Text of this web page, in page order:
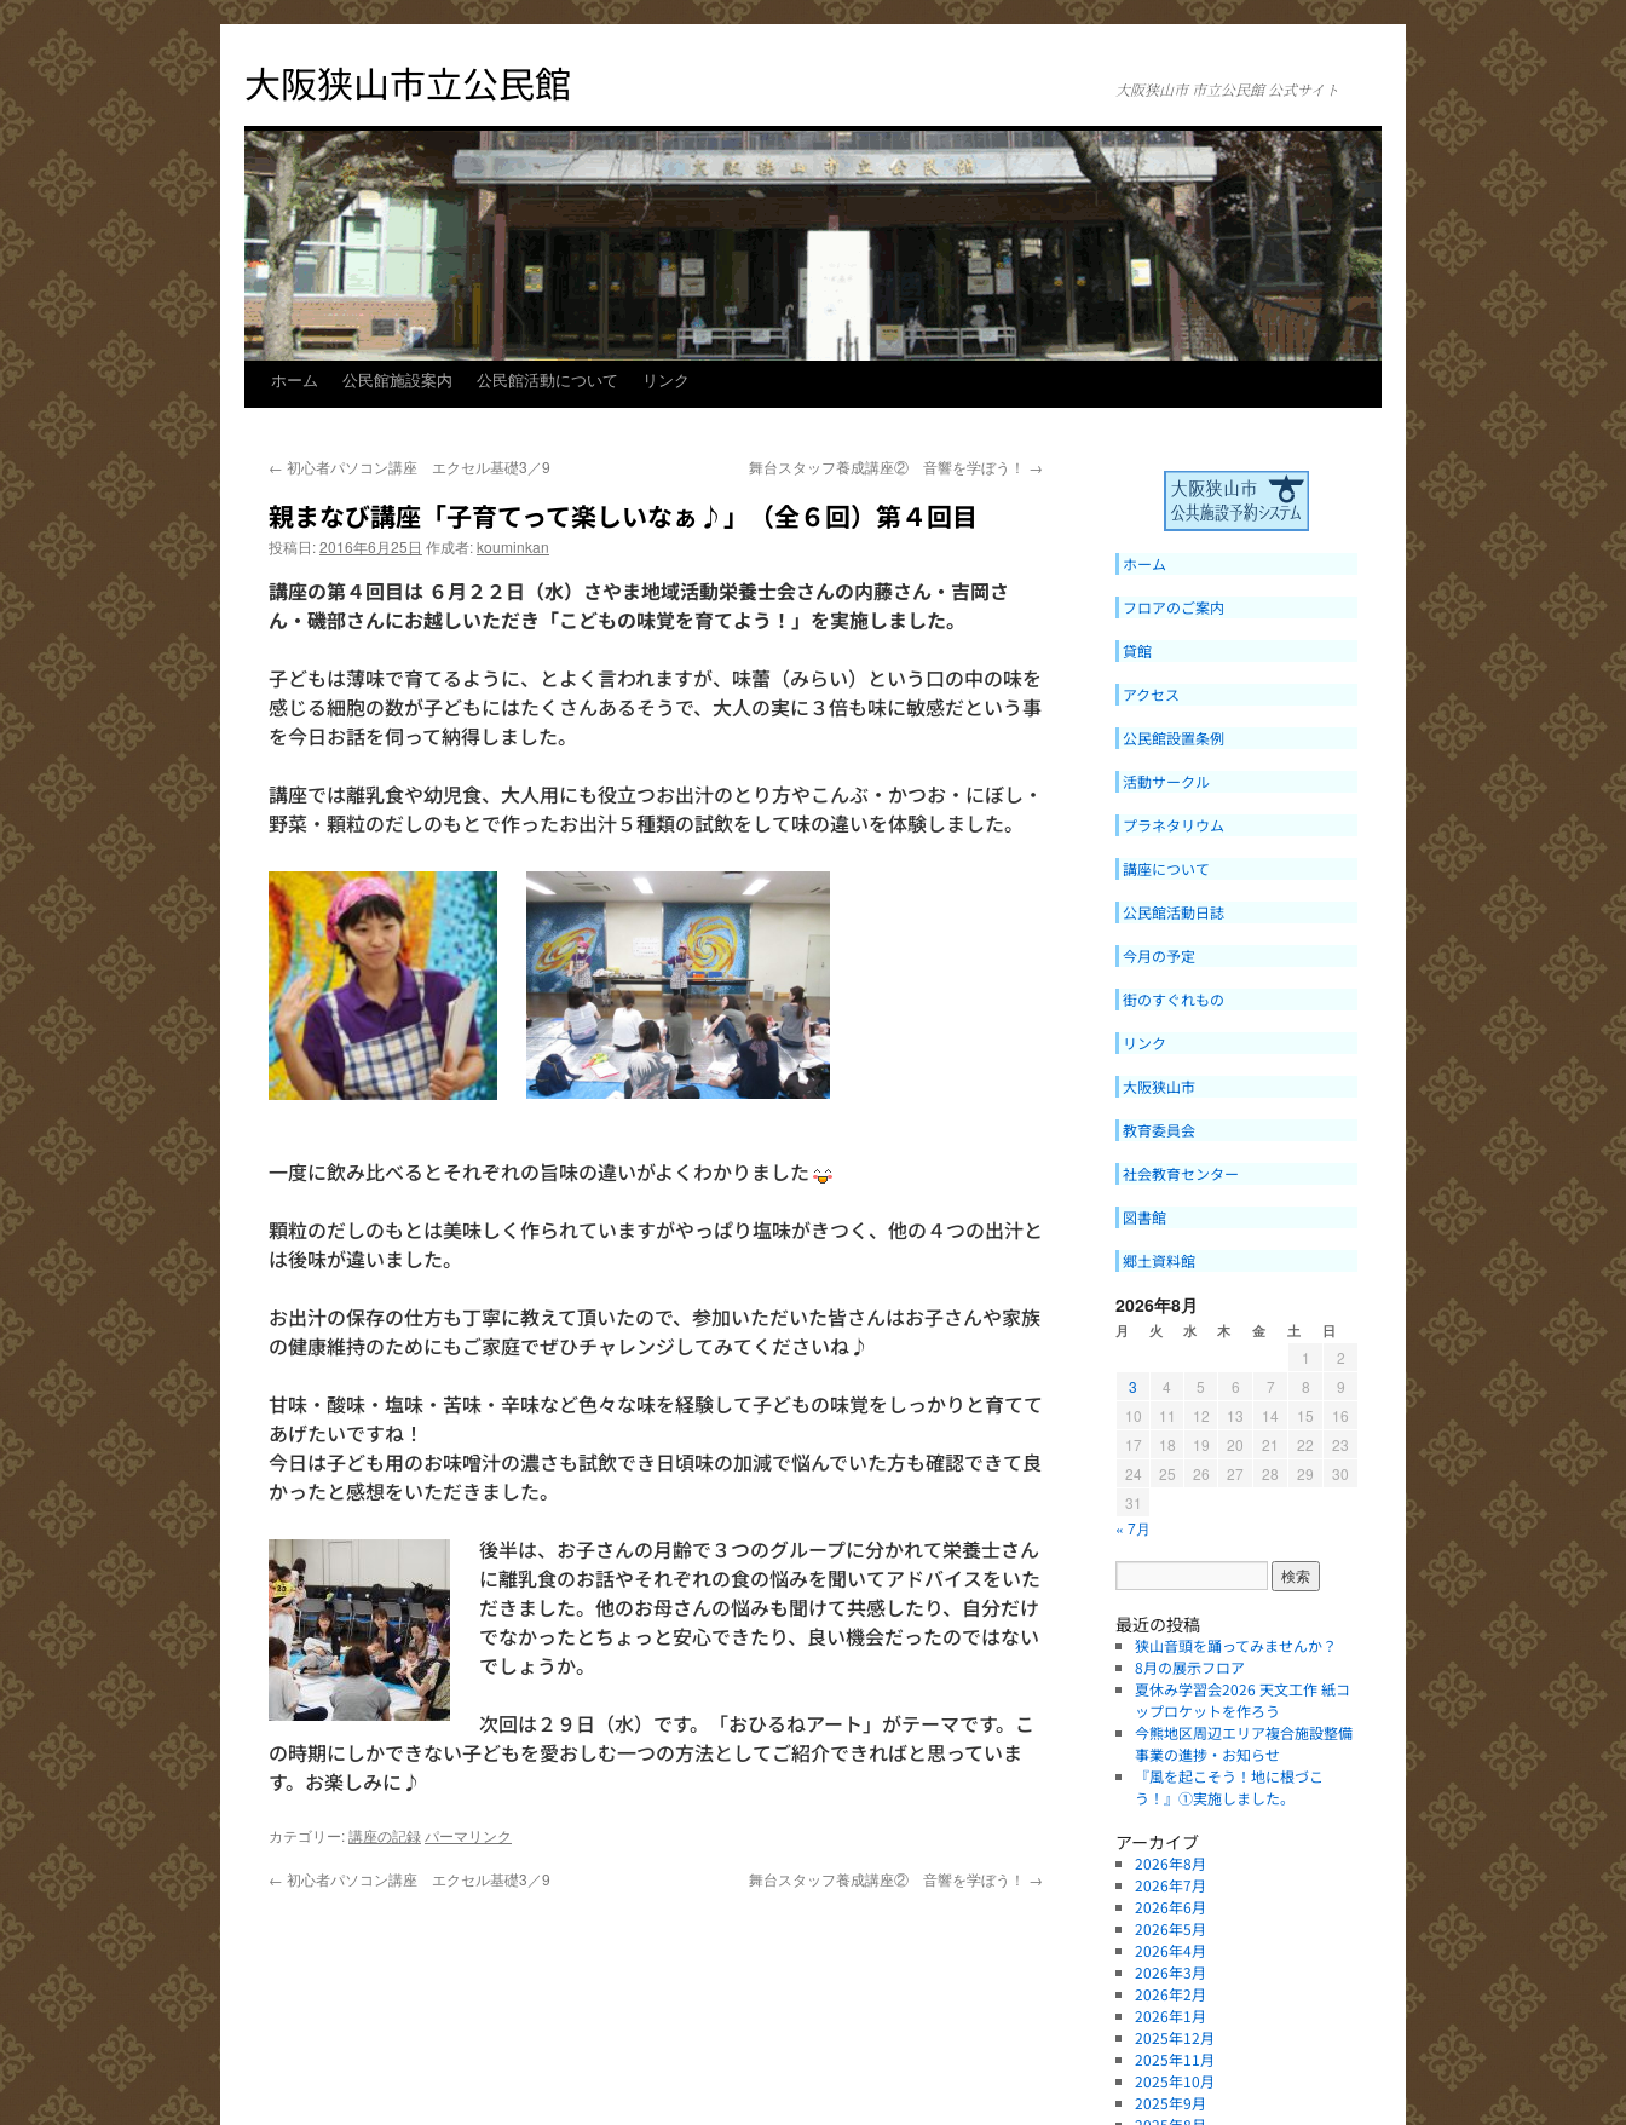
テ
ン
へ
ス
キ
ッ
プ
大阪狭山市立公民館 大阪狭山市 市立公民館 公式サイト
ホーム 公民館施設案内 公民館活動について リンク
← 初心者パソコン講座 エクセル基礎3／9 舞台スタッフ養成講座② 音響を学ぼう！ →
親まなび講座「子育てって楽しいなぁ♪」（全６回）第４回目
投稿日:2016年6月25日 作成者:kouminkan
講座の第４回目は ６月２２日（水） さやま地域活動栄養士会さんの内藤さん・吉岡さ
ん・磯部さんにお越しいただき「こどもの味覚を育てよう！」を実施しました。
子どもは薄味で育てるように、とよく言われますが、味蕾（みらい）という口の中の味を
感じる細胞の数が子どもにはたくさんあるそうで、大人の実に３倍も味に敏感だという事
を今日お話を伺って納得しました。
講座では離乳食や幼児食、大人用にも役立つお出汁のとり方やこんぶ・かつお・にぼし・
野菜・顆粒のだしのもとで作ったお出汁５種類の試飲をして味の違いを体験しました。
一度に飲み比べるとそれぞれの旨味の違いがよくわかりました
顆粒のだしのもとは美味しく作られていますがやっぱり塩味がきつく、他の４つの出汁と
は後味が違いました。
お出汁の保存の仕方も丁寧に教えて頂いたので、参加いただいた皆さんはお子さんや家族
の健康維持のためにもご家庭でぜひチャレンジしてみてくださいね♪
甘味・酸味・塩味・苦味・辛味など色々な味を経験して子どもの味覚をしっかりと育てて
あげたいですね！
今日は子ども用のお味噌汁の濃さも試飲でき日頃味の加減で悩んでいた方も確認できて良
かったと感想をいただきました。
後半は、お子さんの月齢で３つのグループに分かれて栄養士さん
に離乳食のお話やそれぞれの食の悩みを聞いてアドバイスをいた
だきました。他のお母さんの悩みも聞けて共感したり、自分だけ
でなかったとちょっと安心できたり、良い機会だったのではない
でしょうか。
次回は２９日（水）です。「おひるねアート」がテーマです。こ
の時期にしかできない子どもを愛おしむ一つの方法としてご紹介できればと思っていま
す。お楽しみに♪
カテゴリー:講座の記録 パーマリンク
← 初心者パソコン講座 エクセル基礎3／9 舞台スタッフ養成講座② 音響を学ぼう！ →
ホーム
フロアのご案内
貸館
アクセス
公民館設置条例
活動サークル
プラネタリウム
講座について
公民館活動日誌
今月の予定
街のすぐれもの
リンク
大阪狭山市
教育委員会
社会教育センター
図書館
郷土資料館
2026年8月
月 火 水 木 金 土 日
1
2
3
4 5 6 7 8
9
10
11 12 13 14 15
16
17
18 19 20 21 22
23
24
25 26 27 28 29
30
31
« 7月
最近の投稿
狭山音頭を踊ってみませんか？
8月の展示フロア
夏休み学習会2026 天文工作 紙コ
ップロケットを作ろう
今熊地区周辺エリア複合施設整備
事業の進捗・お知らせ
『風を起こそう！地に根づこ
う！』①実施しました。
アーカイブ
2026年8月
2026年7月
2026年6月
2026年5月
2026年4月
2026年3月
2026年2月
2026年1月
2025年12月
2025年11月
2025年10月
2025年9月